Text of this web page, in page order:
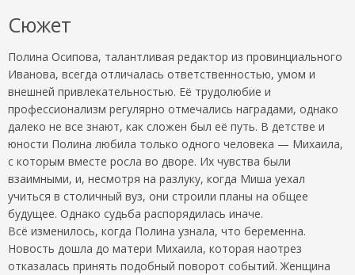
Сюжет
Полина Осипова, талантливая редактор из провинциального
Иванова, всегда отличалась ответственностью, умом и
внешней привлекательностью. Её трудолюбие и
профессионализм регулярно отмечались наградами, однако
далеко не все знают, как сложен был её путь. В детстве и
юности Полина любила только одного человека — Михаила,
с которым вместе росла во дворе. Их чувства были
взаимными, и, несмотря на разлуку, когда Миша уехал
учиться в столичный вуз, они строили планы на общее
будущее. Однако судьба распорядилась иначе.
Всё изменилось, когда Полина узнала, что беременна.
Новость дошла до матери Михаила, которая наотрез
отказалась принять подобный поворот событий. Женщина